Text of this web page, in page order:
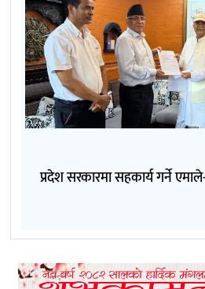
प्रदेश सरकारमा सहकार्य गर्ने